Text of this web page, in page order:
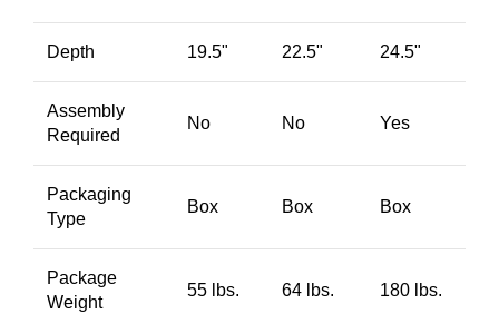
Depth 19.5" 22.5" 24.5"
Assembly
Required
No No Yes
Packaging
Type
Box Box Box
Package
Weight
55 lbs. 64 lbs. 180 lbs.